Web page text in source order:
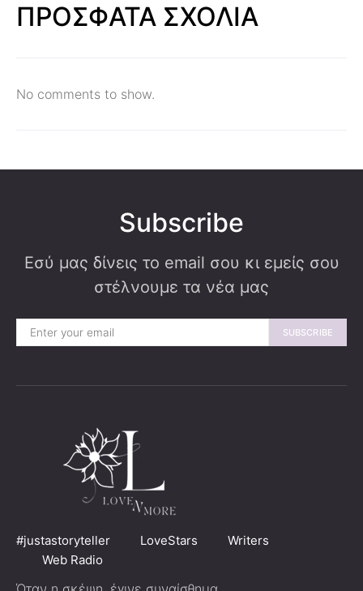
ΠΡΟΣΦΑΤΑ ΣΧΟΛΙΑ
No comments to show.
Subscribe
Εσύ μας δίνεις το email σου κι εμείς σου
στέλνουμε τα νέα μας
SUBSCRIBE
#justastoryteller LoveStars
Writers
Web Radio